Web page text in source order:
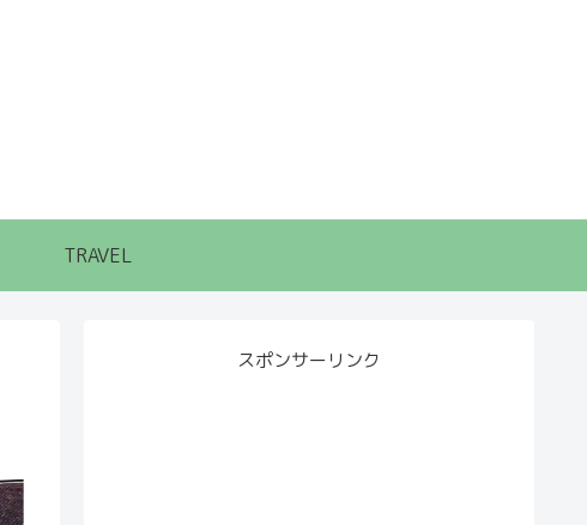
TRAVEL
スポンサーリンク